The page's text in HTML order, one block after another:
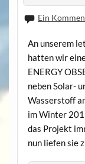
Ein
An unserem
hatten wir
ENERGY
neben Solar-
Wasserstoff
im Winter
das Projekt
nun liefen sie